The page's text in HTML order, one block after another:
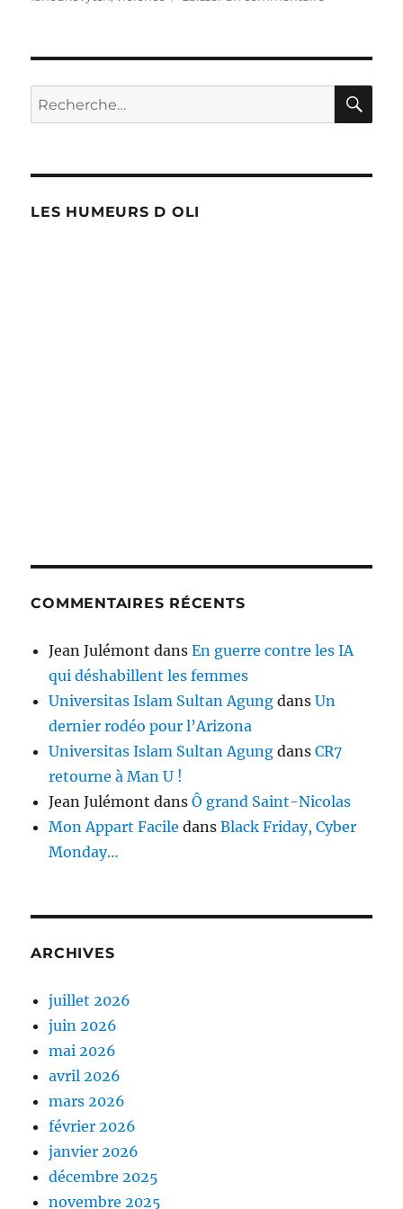
de
plus
en
Recherche
pour :
LES HUMEURS D OLI
COMMENTAIRES RÉCENTS
Jean Julémont dansEn guerre contre les IA
qui déshabillent les femmes
Universitas Islam Sultan Agung dansUn
dernier rodéo pour l’Arizona
Universitas Islam Sultan Agung dansCR7
retourne à Man U !
Jean Julémont dansÔ grand Saint-Nicolas
Mon Appart Facile dansBlack Friday, Cyber
Monday…
ARCHIVES
juillet 2026
juin 2026
mai 2026
avril 2026
mars 2026
février 2026
janvier 2026
décembre 2025
novembre 2025